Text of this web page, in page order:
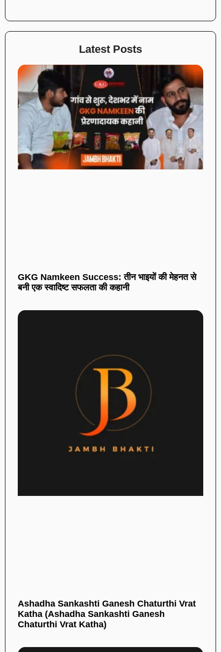
Latest Posts
GKG Namkeen Success: तीन भाइयों की मेहनत से
बनी एक स्वादिष्ट सफलता की कहानी
Ashadha Sankashti Ganesh Chaturthi Vrat
Katha (Ashadha Sankashti Ganesh
Chaturthi Vrat Katha)